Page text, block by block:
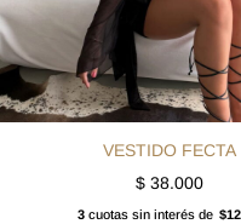
VESTIDO FECTA
$38.000
3 cuotas sin interés de